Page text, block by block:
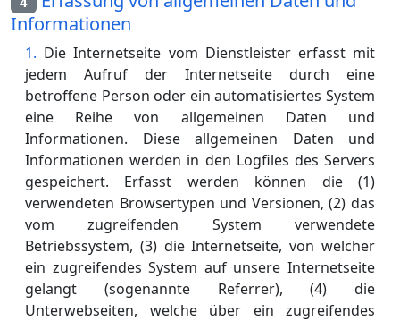
Informationen
Die Internetseite vom Dienstleister erfasst mit
jedem Aufruf der Internetseite durch eine
betroffene Person oder ein automatisiertes System
eine Reihe von allgemeinen Daten und
Informationen. Diese allgemeinen Daten und
Informationen werden in den Logfiles des Servers
gespeichert. Erfasst werden können die (1)
verwendeten Browsertypen und Versionen, (2) das
vom zugreifenden System verwendete
Betriebssystem, (3) die Internetseite, von welcher
ein zugreifendes System auf unsere Internetseite
gelangt (sogenannte Referrer), (4) die
Unterwebseiten, welche über ein zugreifendes